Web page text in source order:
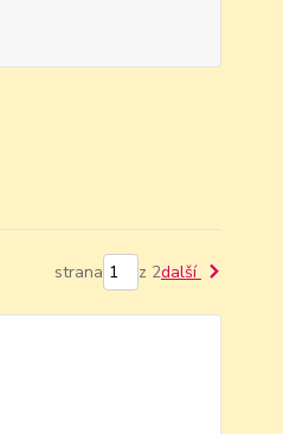
strana z 2další